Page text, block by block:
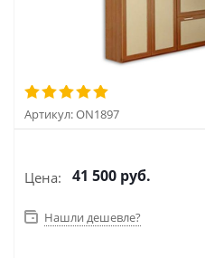
Артикул:ON1897
Цена: 41 500 руб.
Нашли дешевле?